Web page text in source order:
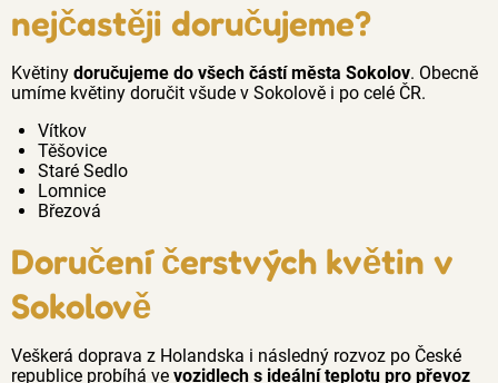
nejčastěji doručujeme?
Květiny doručujeme do všech částí města Sokolov. Obecně
umíme květiny doručit všude v Sokolově i po celé ČR.
Vítkov
Těšovice
Staré Sedlo
Lomnice
Březová
Doručení čerstvých květin v
Sokolově
Veškerá doprava z Holandska i následný rozvoz po České
republice probíhá ve vozidlech s ideální teplotu pro převoz